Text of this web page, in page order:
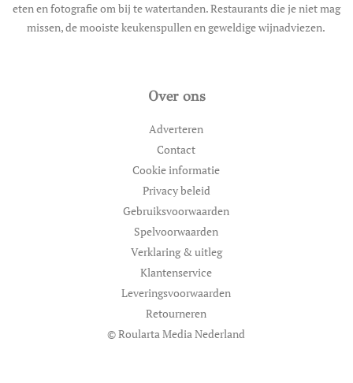
eten en fotografie om bij te watertanden. Restaurants die je niet mag
missen, de mooiste keukenspullen en geweldige wijnadviezen.
Over ons
Adverteren
Contact
Cookie informatie
Privacy beleid
Gebruiksvoorwaarden
Spelvoorwaarden
Verklaring & uitleg
Klantenservice
Leveringsvoorwaarden
Retourneren
© Roularta Media Nederland